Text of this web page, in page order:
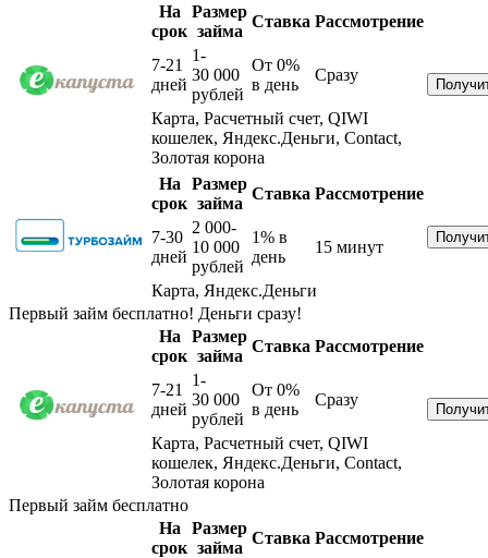
На
срок
Размер
займа
Ставка Рассмотрение
7-21
дней
1-
30 000
рублей
От 0%
в день
Сразу
Карта, Расчетный счет, QIWI
кошелек, Яндекс.Деньги, Contact,
Золотая корона
На
срок
Размер
займа
Ставка Рассмотрение
7-30
дней
2 000-
10 000
рублей
1% в
день
15 минут
Карта, Яндекс.Деньги
Первый займ бесплатно! Деньги сразу!
На
срок
Размер
займа
Ставка Рассмотрение
7-21
дней
1-
30 000
рублей
От 0%
в день
Сразу
Карта, Расчетный счет, QIWI
кошелек, Яндекс.Деньги, Contact,
Золотая корона
Первый займ бесплатно
На
срок
Размер
займа
Ставка Рассмотрение